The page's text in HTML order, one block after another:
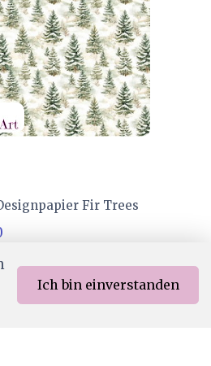
Fir Trees
Ich bin einverstanden